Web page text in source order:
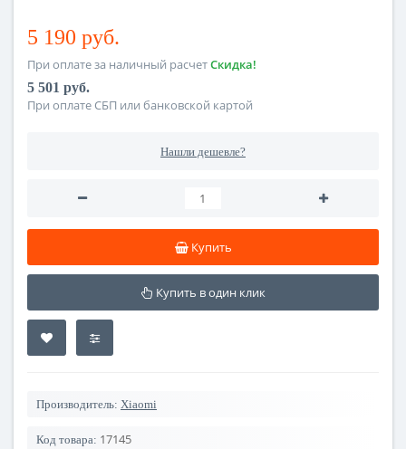
5 190 руб.
При оплате за наличный расчетСкидка!
5 501 руб.
При оплате СБП или банковской картой
Нашли дешевле?
Купить
Купить в один клик
Производитель: Xiaomi
Код товара: 17145